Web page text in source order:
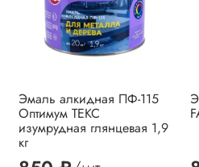
Эмаль алкидная ПФ-115
Оптимум ТЕКС
изумрудная глянцевая 1,9
кг